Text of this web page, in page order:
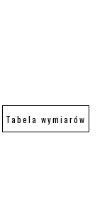
Tabela wymiarów